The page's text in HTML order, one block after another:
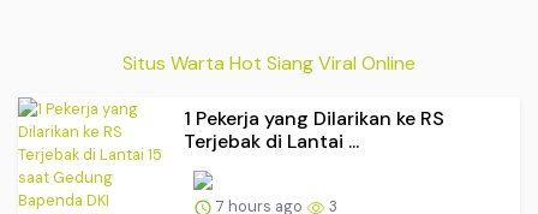
Situs Warta Hot Siang Viral Online
1 Pekerja yang Dilarikan ke RS
Terjebak di Lantai ...
7 hours ago 3